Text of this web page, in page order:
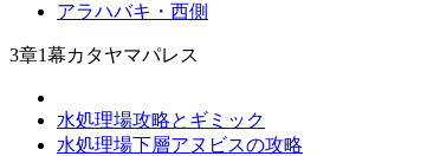
アラハバキ・西側
3章1幕カタヤマパレス
水処理場攻略とギミック
水処理場下層アヌビスの攻略